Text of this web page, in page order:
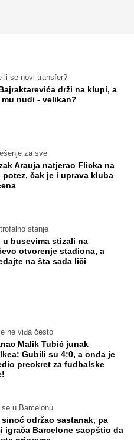
li se novi transfer?
drži na klupi, a
mu nudi - velikan?
za sve
Arauja natjerao Flicka na
potez, čak je i uprava kluba
stanje
u busevima stizali na
otvorenje stadiona, a
na šta sada liči
ne viđa često
Malik Tubić junak
Gubili su 4:0, a onda je
preokret za fudbalske
u Barcelonu
sinoć održao sastanak, pa
igrača Barcelone saopštio da